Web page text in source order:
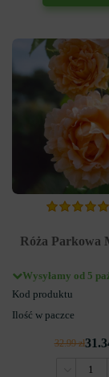
Róża Parkowa
Wysyłamy od 5
Kod produktu
Ilość w paczce
32.99 zł